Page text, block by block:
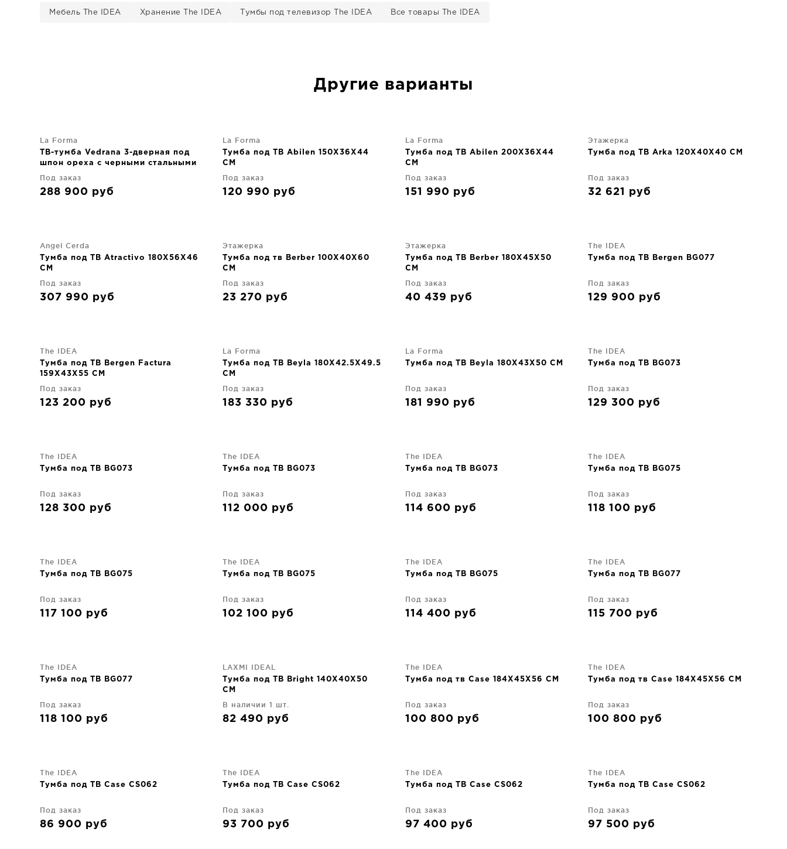
Мебель The IDEA Хранение The IDEA Тумбы под телевизор The IDEA Все товары The IDEA
Другие варианты
La Forma
ТВ-тумба Vedrana 3-дверная под
шпон ореха с черными стальными
Под заказ
288 900 руб
La Forma
Тумба под ТВ Abilen 150X36X44
CM
Под заказ
120 990 руб
La Forma
Тумба под ТВ Abilen 200X36X44
CM
Под заказ
151 990 руб
Этажерка
Тумба под ТВ Arka 120X40X40 CM
Под заказ
32 621 руб
Angel Cerda
Тумба под ТВ Atractivo 180X56X46
CM
Под заказ
307 990 руб
Этажерка
Тумба под тв Berber 100X40X60
CM
Под заказ
23 270 руб
Этажерка
Тумба под ТВ Berber 180X45X50
CM
Под заказ
40 439 руб
The IDEA
Тумба под ТВ Bergen BG077
Под заказ
129 900 руб
The IDEA
Тумба под ТВ Bergen Factura
159X43X55 CM
Под заказ
123 200 руб
La Forma
Тумба под ТВ Beyla 180X42.5X49.5
CM
Под заказ
183 330 руб
La Forma
Тумба под ТВ Beyla 180X43X50 CM
Под заказ
181 990 руб
The IDEA
Тумба под ТВ BG073
Под заказ
129 300 руб
The IDEA
Тумба под ТВ BG073
Под заказ
128 300 руб
The IDEA
Тумба под ТВ BG073
Под заказ
112 000 руб
The IDEA
Тумба под ТВ BG073
Под заказ
114 600 руб
The IDEA
Тумба под ТВ BG075
Под заказ
118 100 руб
The IDEA
Тумба под ТВ BG075
Под заказ
117 100 руб
The IDEA
Тумба под ТВ BG075
Под заказ
102 100 руб
The IDEA
Тумба под ТВ BG075
Под заказ
114 400 руб
The IDEA
Тумба под ТВ BG077
Под заказ
115 700 руб
The IDEA
Тумба под ТВ BG077
Под заказ
118 100 руб
LAXMI IDEAL
Тумба под ТВ Bright 140X40X50
CM
В наличии 1 шт.
82 490 руб
The IDEA
Тумба под тв Case 184X45X56 CM
Под заказ
100 800 руб
The IDEA
Тумба под тв Case 184X45X56 CM
Под заказ
100 800 руб
The IDEA
Тумба под ТВ Case CS062
Под заказ
86 900 руб
The IDEA
Тумба под ТВ Case CS062
Под заказ
93 700 руб
The IDEA
Тумба под ТВ Case CS062
Под заказ
97 400 руб
The IDEA
Тумба под ТВ Case CS062
Под заказ
97 500 руб